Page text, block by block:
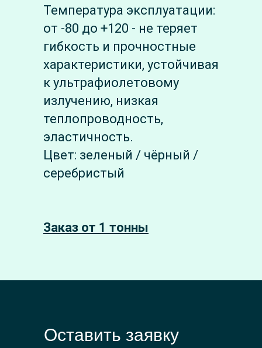
Температура эксплуатации:
от -80 до +120 - не теряет
гибкость и прочностные
характеристики, устойчивая
к ультрафиолетовому
излучению, низкая
теплопроводность,
эластичность.
Цвет: зеленый / чёрный /
серебристый
Заказ от 1 тонны
Оставить заявку